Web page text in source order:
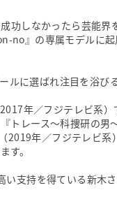
功しなかったら芸能界
no』の専属モデルに
ルに選ばれ注目を浴び
年／フジテレビ系
トレース〜科捜研の男
2019年／フジテレビ系
す。
支持を得ている新木